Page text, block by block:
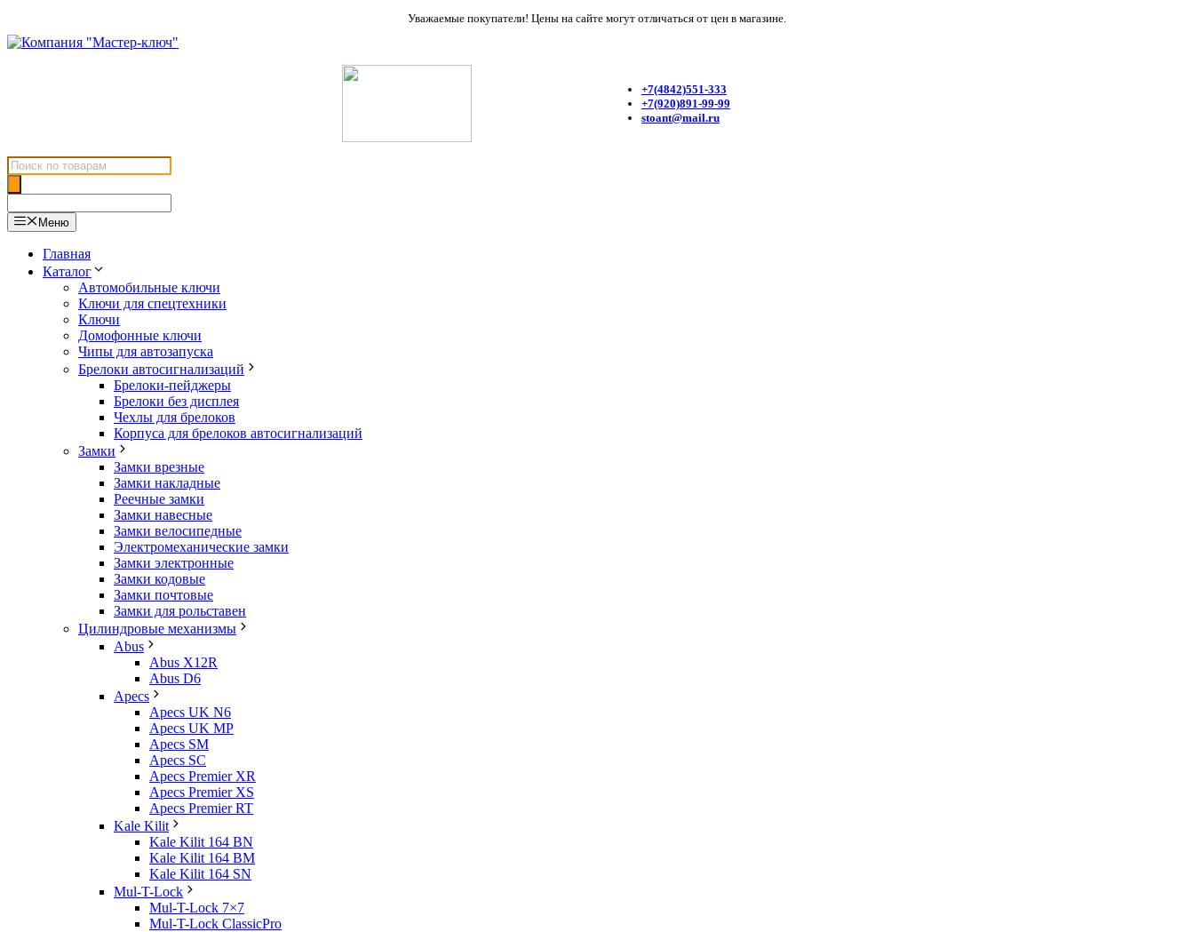
к
содержимому
Уважаемые покупатели! Цены на сайте могут отличаться от цен в магазине.
+7(4842)551-333
+7(920)891-99-99
stoant@mail.ru
Поиск
товаров
Меню
Главная
Каталог
Автомобильные ключи
Ключи для спецтехники
Ключи
Домофонные ключи
Чипы для автозапуска
Брелоки автосигнализаций
Брелоки-пейджеры
Брелоки без дисплея
Чехлы для брелоков
Корпуса для брелоков автосигнализаций
Замки
Замки врезные
Замки накладные
Реечные замки
Замки навесные
Замки велосипедные
Электромеханические замки
Замки электронные
Замки кодовые
Замки почтовые
Замки для рольставен
Цилиндровые механизмы
Abus
Abus X12R
Abus D6
Apecs
Apecs UK N6
Apecs UK MP
Apecs SM
Apecs SC
Apecs Premier XR
Apecs Premier XS
Apecs Premier RT
Kale Kilit
Kale Kilit 164 BN
Kale Kilit 164 BM
Kale Kilit 164 SN
Mul-T-Lock
Mul-T-Lock 7×7
Mul-T-Lock ClassicPro